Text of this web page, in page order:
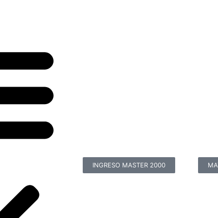
INGRESO MASTER 2000